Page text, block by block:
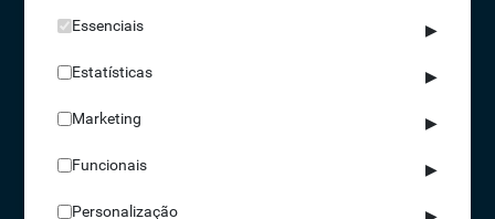
NORTE 229 428 790 | SUL 210 131 427
(chamada para a rede fixa nacional)
Essenciais ▶
Estatísticas ▶
Marketing ▶
Funcionais ▶
Personalização